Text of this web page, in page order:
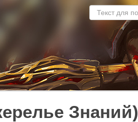
Знаний)